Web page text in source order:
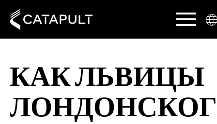
КАК ЛЬВИЦЫ